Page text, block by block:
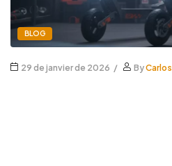
BLOG
29 de janvier de 2026 ByCarlos